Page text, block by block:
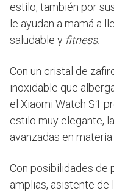
estilo, también por
le ayudan a mamá a
saludable y fitness.
Con un cristal de
inoxidable que
el Xiaomi Watch S1
estilo muy elegante,
avanzadas en
Con posibilidades de
amplias, asistente de